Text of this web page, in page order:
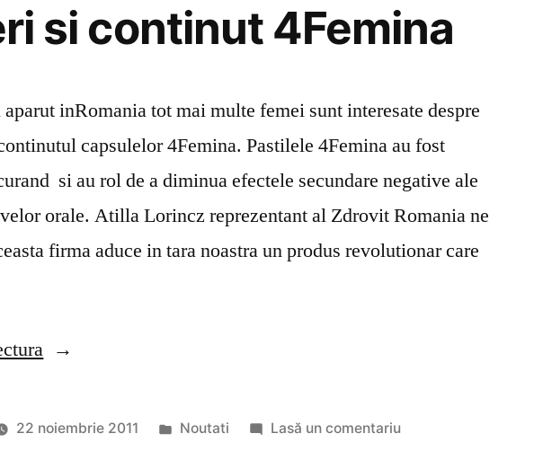
si continut 4Femina
aparut inRomania tot mai multe femei sunt interesate despre
capsulelor 4Femina. Pastilele 4Femina au fost
si au rol de a diminua efectele secundare negative ale
orale. Atilla Lorincz reprezentant al Zdrovit Romania ne
firma aduce in tara noastra un produs revolutionar care
„Pareri
continut
22 noiembrie 2011
Publicat
Noutati Lasă un comentariula